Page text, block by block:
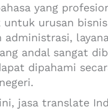
yang
untuk urusan
administrasi,
andal sangat
dipahami
jasa translate